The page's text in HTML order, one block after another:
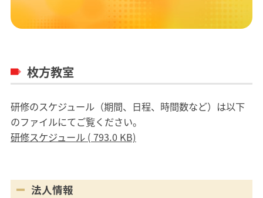
枚方教室
研修のスケジュール（期間、日程、時間数など）は以下
のファイルにてご覧ください。
研修スケジュール ( 793.0 KB)
法人情報